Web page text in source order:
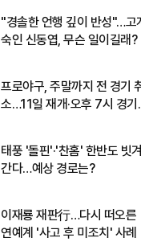
"경솔한 언행 깊이 반성"…고
숙인 신동엽, 무슨 일이길래?
프로야구, 주말까지 전 경기 취
소…11일 재개·오후 7시 경기
태풍 '돌핀'·'찬홈' 한반도 빗겨
간다…예상 경로는?
이재룡 재판行…다시 떠오른
연예계 '사고 후 미조치' 사례